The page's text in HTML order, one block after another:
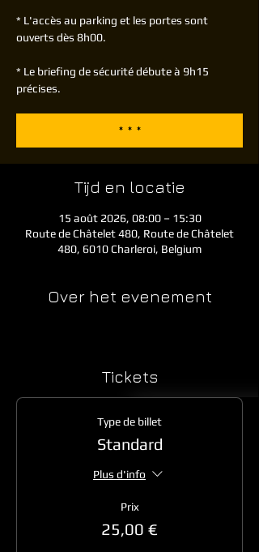
* L'accès au parking et les portes sont
ouverts dès 8h00.
* Le briefing de sécurité débute à 9h15
précises.
* * *
Tijd en locatie
15 août 2026, 08:00 – 15:30
Route de Châtelet 480, Route de Châtelet
480, 6010 Charleroi, Belgium
Over het evenement
Tickets
Type de billet
Standard
Plus d'info
Prix
25,00 €